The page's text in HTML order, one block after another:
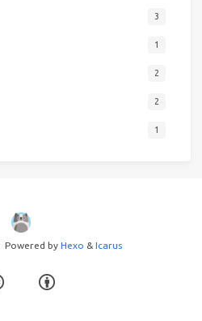
3
1
2
2
1
Powered by Hexo & Icarus